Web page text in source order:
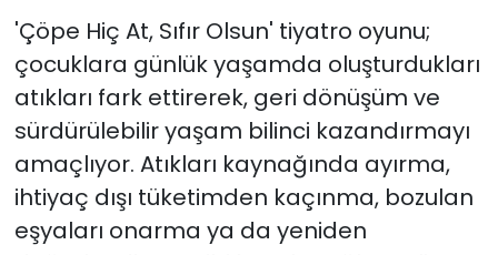
'Çöpe Hiç At, Sıfır Olsun' tiyatro oyunu;
çocuklara günlük yaşamda oluşturdukları
atıkları fark ettirerek, geri dönüşüm ve
sürdürülebilir yaşam bilinci kazandırmayı
amaçlıyor. Atıkları kaynağında ayırma,
ihtiyaç dışı tüketimden kaçınma, bozulan
eşyaları onarma ya da yeniden